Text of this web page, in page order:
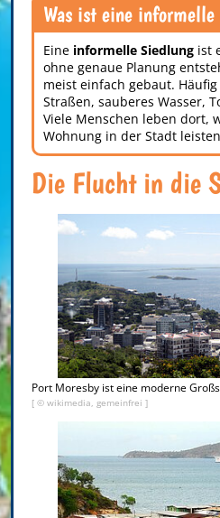
Was ist eine
Eine informelle Siedlung ist
ohne genaue Planung
meist einfach gebaut.
Straßen, sauberes Wasser,
Viele Menschen leben dort,
Wohnung in der Stadt
Die Flucht in die
Port Moresby ist eine moderne
[ © wikimedia, gemeinfrei ]